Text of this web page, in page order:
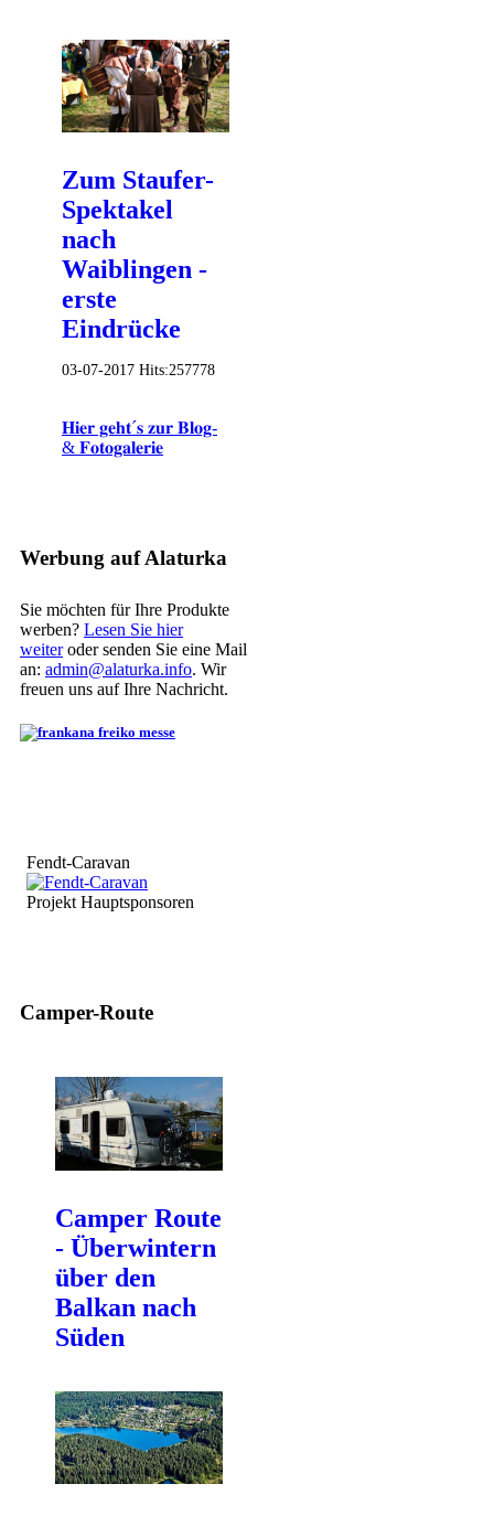
Zum Staufer-
Spektakel
nach
Waiblingen -
erste
Eindrücke
03-07-2017 Hits:257778
𝐇𝐢𝐞𝐫 𝐠𝐞𝐡𝐭´𝐬 𝐳𝐮𝐫 𝐁𝐥𝐨𝐠-
& 𝐅𝐨𝐭𝐨𝐠𝐚𝐥𝐞𝐫𝐢𝐞
Werbung auf Alaturka
Sie möchten für Ihre Produkte
werben? Lesen Sie hier
weiteroder senden Sie eine Mail
an: admin@alaturka.info. Wir
freuen uns auf Ihre Nachricht.
Fendt-Caravan
Projekt Hauptsponsoren
Camper-Route
Camper Route
- Überwintern
über den
Balkan nach
Süden